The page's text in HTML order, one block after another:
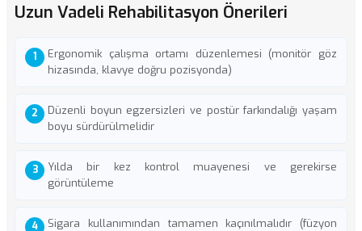
Uzun Vadeli Rehabilitasyon Önerileri
Ergonomik çalışma ortamı düzenlemesi (monitör göz
hizasında, klavye doğru pozisyonda)
Düzenli boyun egzersizleri ve postür farkındalığı yaşam
boyu sürdürülmelidir
Yılda bir kez kontrol muayenesi ve gerekirse
görüntüleme
Sigara kullanımından tamamen kaçınılmalıdır (füzyon